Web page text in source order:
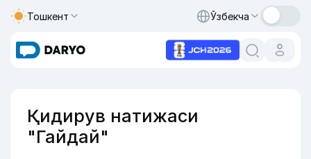
Тошкент Ўзбекча
Қидирув натижаси
"Гайдай"